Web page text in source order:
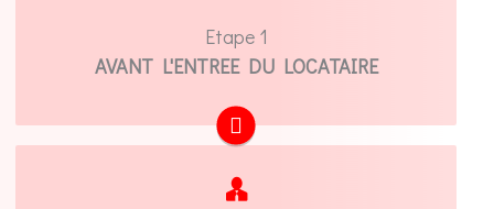
Etape 1
AVANT L'ENTREE DU LOCATAIRE
Demandez votre devis personnalisé en ligne